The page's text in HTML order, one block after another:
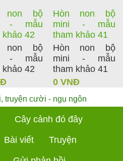
non bộ
- mẫu
khảo 42
non bộ
- mẫu
khảo 42
Hòn non bộ
mini - mẫu
tham khảo 41
Hòn non bộ
mini - mẫu
tham khảo 41
0 VNĐ
truyện cười - ngụ ngôn
Cây cảnh đó đây
Bài viết Truyện